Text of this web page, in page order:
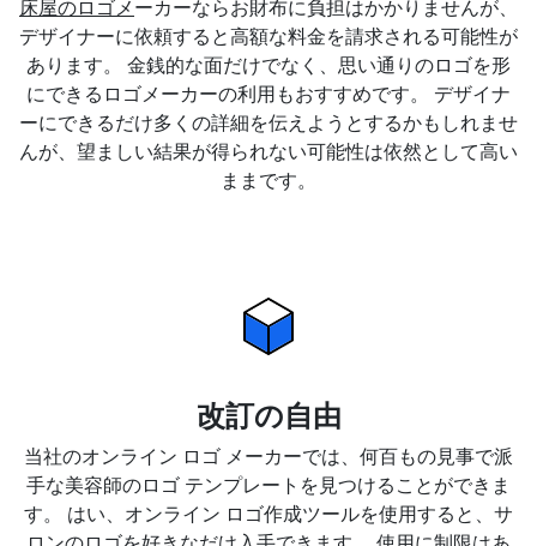
床屋のロゴメ ーカーならお財布に負担はかかりませんが、
デザイナーに依頼すると高額な料金を請求される可能性が
あります。 金銭的な面だけでなく、思い通りのロゴを形
にできるロゴメーカーの利用もおすすめです。 デザイナ
ーにできるだけ多くの詳細を伝えようとするかもしれませ
んが、望ましい結果が得られない可能性は依然として高い
ままです。
改訂の自由
当社のオンライン ロゴ メーカーでは、何百もの見事で派
手な美容師のロゴ テンプレートを見つけることができま
す。 はい、オンライン ロゴ作成ツールを使用すると、サ